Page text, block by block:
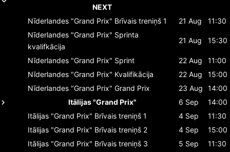
NEXT
Nīderlandes "Grand Prix" Brīvais treniņš 1 21 Aug
11:30
Nīderlandes "Grand Prix" Sprinta
kvalifkācija
21 Aug 15:30
Nīderlandes "Grand Prix" Sprint 22 Aug
11:00
Nīderlandes "Grand Prix" Kvalifikācija 22 Aug
15:00
Nīderlandes "Grand Prix" Grand Prix 23 Aug
14:00
Itālijas "Grand Prix"
6 Sep
14:00
Itālijas "Grand Prix" Brīvais treniņš 1 4 Sep
11:30
Itālijas "Grand Prix" Brīvais treniņš 2 4 Sep
15:00
Itālijas "Grand Prix" Brīvais treniņš 3 5 Sep
11:30